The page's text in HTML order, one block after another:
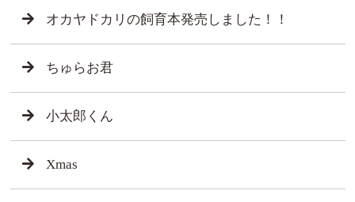
オカヤドカリの飼育本発売しました！！
ちゅらお君
小太郎くん
Xmas